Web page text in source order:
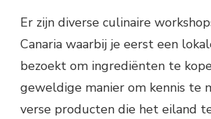
Er zijn diverse culinaire
Canaria waarbij je eerst een
bezoekt om ingrediënten te
geweldige manier om kennis te
verse producten die het eiland